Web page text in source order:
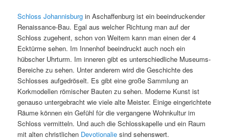
Schloss Johannisburg in Aschaffenburg ist ein beeindruckender
Renaissance-Bau. Egal aus welcher Richtung man auf der
Schloss zugehent, schon von Weitem kann man einen der 4
Ecktürme sehen. Im Innenhof beeindruckt auch noch ein
hübscher Uhrturm. Im inneren gibt es unterschiedliche Museums-
Bereiche zu sehen. Unter anderem wird die Geschichte des
Schlosses aufgedröselt. Es gibt eine große Sammlung an
Korkmodellen römischer Bauten zu sehen. Moderne Kunst ist
genauso untergebracht wie viele alte Meister. Einige eingerichtete
Räume können ein Gefühl für die vergangene Wohnkultur im
Schloss vermitteln. Und auch die Schlosskapelle und ein Raum
mit alten christlichen Devotionaliesind sehenswert.